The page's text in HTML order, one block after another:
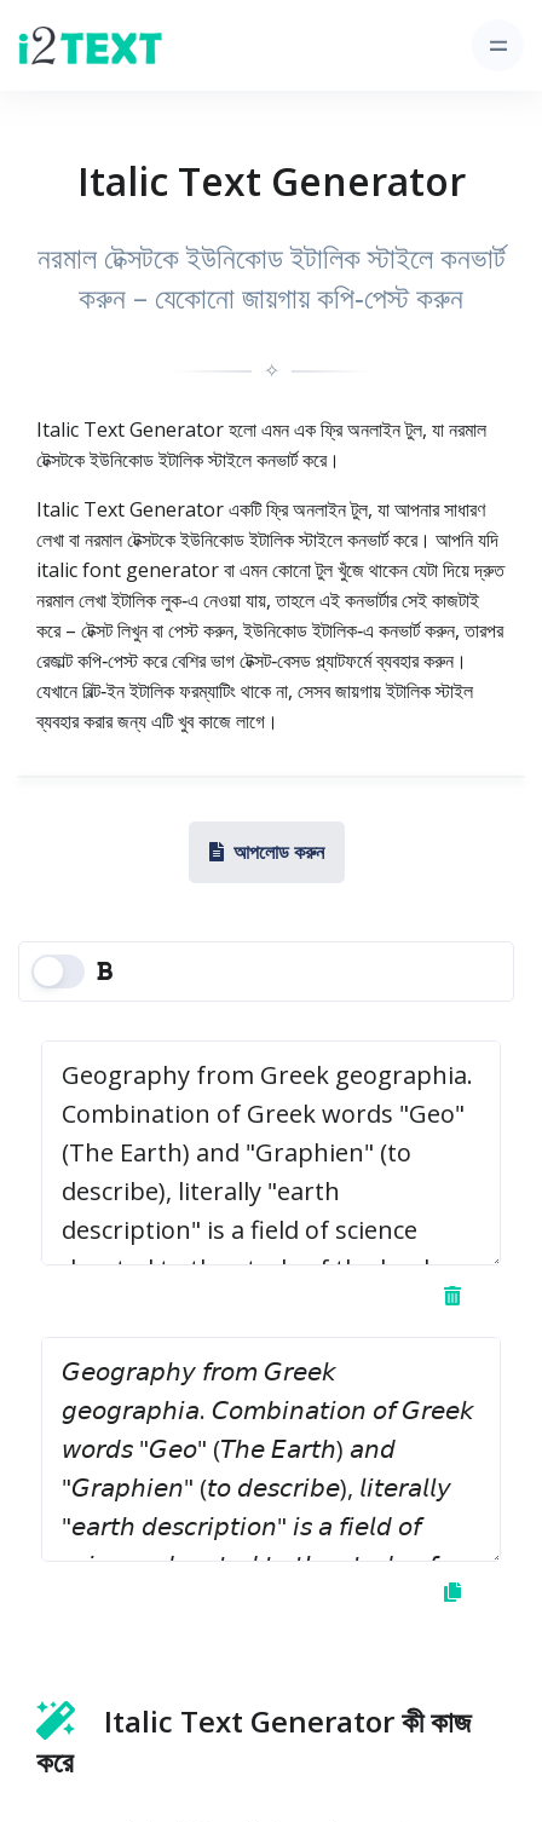
Italic Text Generator
নরমাল টেক্সটকে ইউনিকোড ইটালিক স্টাইলে কনভার্ট
করুন – যেকোনো জায়গায় কপি‑পেস্ট করুন
✧
Italic Text Generator হলো এমন এক ফ্রি অনলাইন টুল, যা নরমাল
টেক্সটকে ইউনিকোড ইটালিক স্টাইলে কনভার্ট করে।
Italic Text Generator একটি ফ্রি অনলাইন টুল, যা আপনার সাধারণ
লেখা বা নরমাল টেক্সটকে ইউনিকোড ইটালিক স্টাইলে কনভার্ট করে। আপনি যদি
italic font generator বা এমন কোনো টুল খুঁজে থাকেন যেটা দিয়ে দ্রুত
নরমাল লেখা ইটালিক লুক‑এ নেওয়া যায়, তাহলে এই কনভার্টার সেই কাজটাই
করে – টেক্সট লিখুন বা পেস্ট করুন, ইউনিকোড ইটালিক‑এ কনভার্ট করুন, তারপর
রেজাল্ট কপি‑পেস্ট করে বেশির ভাগ টেক্সট‑বেসড প্ল্যাটফর্মে ব্যবহার করুন।
যেখানে বিল্ট‑ইন ইটালিক ফরম্যাটিং থাকে না, সেসব জায়গায় ইটালিক স্টাইল
ব্যবহার করার জন্য এটি খুব কাজে লাগে।
আপলোড করুন
Italic Text Generator কী কাজ
করে